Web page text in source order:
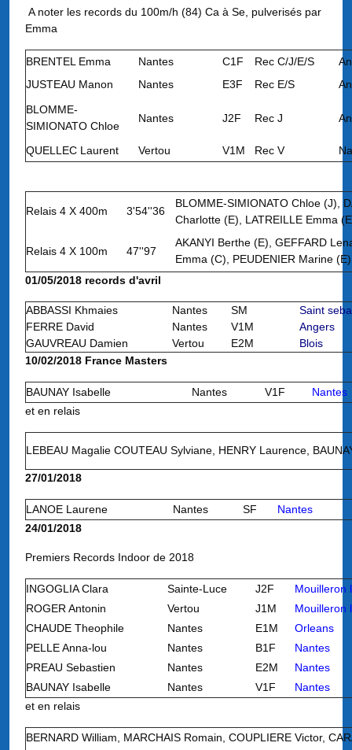
A noter les records du 100m/h (84) Ca à Se, pulverisés par
Emma
BRENTEL Emma Nantes C1F Rec C/J/E/S
JUSTEAU Manon
Nantes E3F Rec E/S
BLOMME-
SIMIONATO Chloe
Nantes J2F Rec J
QUELLEC Laurent Vertou V1M Rec V
Relais 4 X 400m 3'54''36
BLOMME-SIMIONATO Chloe (J),
Charlotte (E), LATREILLE Emma
Relais 4 X 100m 47''97
AKANYI Berthe (E), GEFFARD
Emma (C), PEUDENIER Marine (E)
01/05/2018 records d'avril
ABBASSI Khmaies Nantes SM
Saint
FERRE David
Nantes V1M
Angers
GAUVREAU Damien
Vertou E2M
Blois
10/02/2018 France Masters
BAUNAY Isabelle Nantes V1F
Nantes
et en relais
LEBEAU Magalie COUTEAU Sylviane, HENRY Laurence,
27/01/2018
LANOE Laurene Nantes SF
Nantes
24/01/2018
Premiers Records Indoor de 2018
INGOGLIA Clara Sainte-Luce J2F
Mouilleron
ROGER Antonin
Vertou J1M
Mouilleron
CHAUDE Theophile
Nantes E1M
Orleans
PELLE Anna-lou
Nantes B1F
Nantes
PREAU Sebastien
Nantes E2M
Nantes
BAUNAY Isabelle
Nantes V1F
Nantes
et en relais
BERNARD William, MARCHAIS Romain, COUPLIERE Victor,